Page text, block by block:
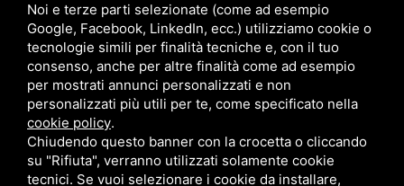
Noi e terze parti selezionate (come ad esempio
Google, Facebook, LinkedIn, ecc.) utilizziamo cookie o
tecnologie simili per finalità tecniche e, con il tuo
consenso, anche per altre finalità come ad esempio
per mostrati annunci personalizzati e non
personalizzati più utili per te, come specificato nella
cookie policy.
Chiudendo questo banner con la crocetta o cliccando
su "Rifiuta", verranno utilizzati solamente cookie
tecnici. Se vuoi selezionare i cookie da installare,